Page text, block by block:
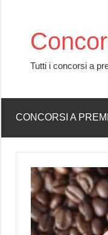
content
Tutti i concorsi a
CONCORSI A PREMI